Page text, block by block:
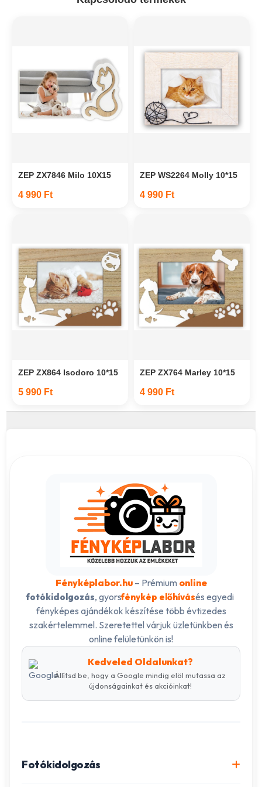
ZEP ZX7846 Milo 10X15
4 990 Ft
ZEP WS2264 Molly 10*15
4 990 Ft
ZEP ZX864 Isodoro 10*15
5 990 Ft
ZEP ZX764 Marley 10*15
4 990 Ft
Fényképlabor.hu– Prémium online
fotókidolgozás, gyorsfénykép előhívásés egyedi
fényképes ajándékok készítése több évtizedes
szakértelemmel. Szeretettel várjuk üzletünkben és
online felületünkön is!
Kedveled Oldalunkat?
Állítsd be, hogy a Google mindig elöl mutassa az
újdonságainkat és akcióinkat!
Fotókidolgozás